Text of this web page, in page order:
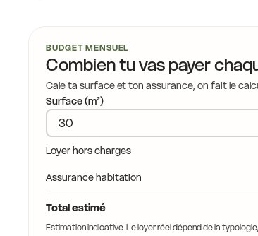
BUDGET MENSUEL
Combien tu vas payer
Cale ta surface et ton assurance, on fait le
Surface (m²)
Loyer hors charges
Assurance habitation
Total estimé
Estimation indicative. Le loyer réel dépend de la